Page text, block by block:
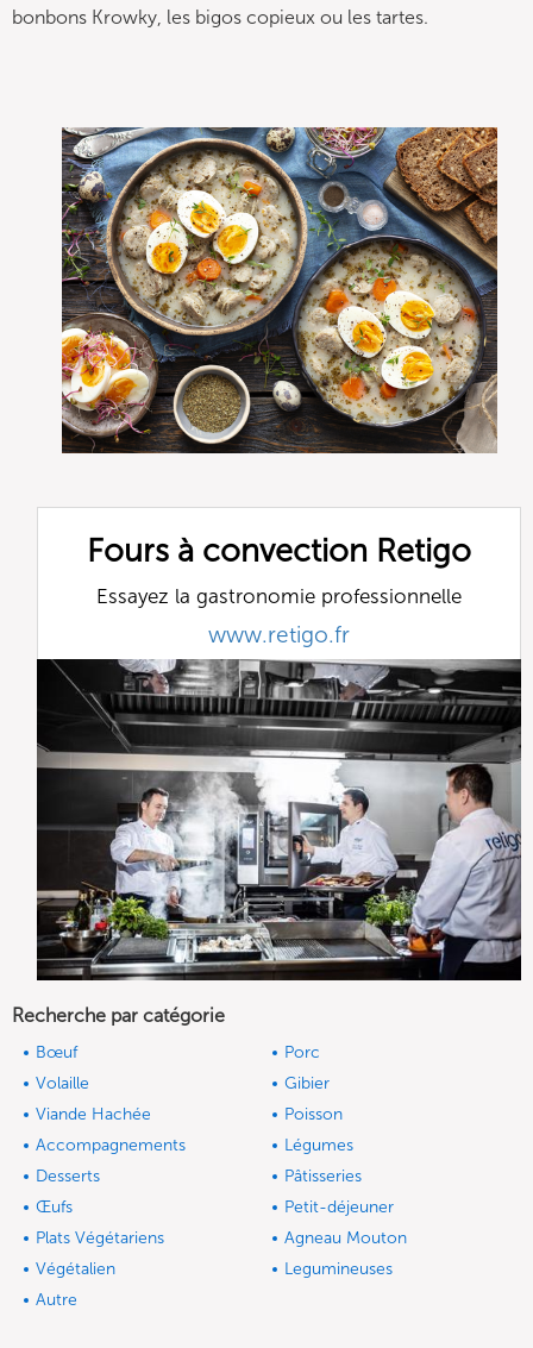
bonbons Krowky, les bigos copieux ou les tartes.
Fours à convection Retigo
Essayez la gastronomie professionnelle
www.retigo.fr
Recherche par catégorie
Bœuf
Porc
Volaille
Gibier
Viande Hachée
Poisson
Accompagnements
Légumes
Desserts
Pâtisseries
Œufs
Petit-déjeuner
Plats Végétariens
Agneau Mouton
Végétalien
Legumineuses
Autre